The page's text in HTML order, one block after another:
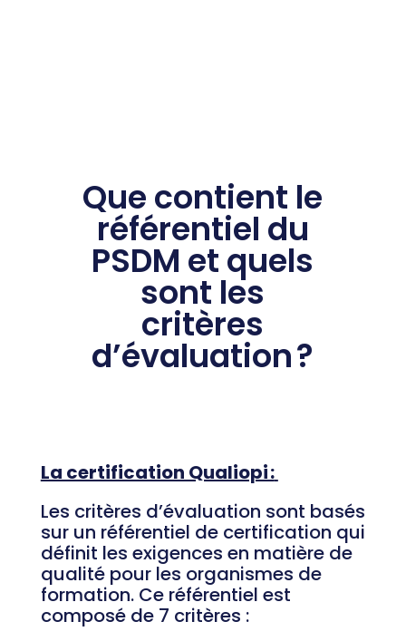
Que contient le
référentiel du
PSDM et quels
sont les
critères
d’évaluation ?
La certification Qualiopi :
Les critères d’évaluation sont basés
sur un référentiel de certification qui
définit les exigences en matière de
qualité pour les organismes de
formation. Ce référentiel est
composé de 7 critères :